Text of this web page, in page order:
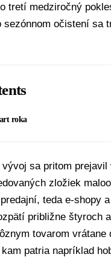
tretí medziročný
sezónnom očistení sa
roka
vývoj sa pritom
zložiek
teda e-shopy
približne štyroch
tovarom
patria napríklad